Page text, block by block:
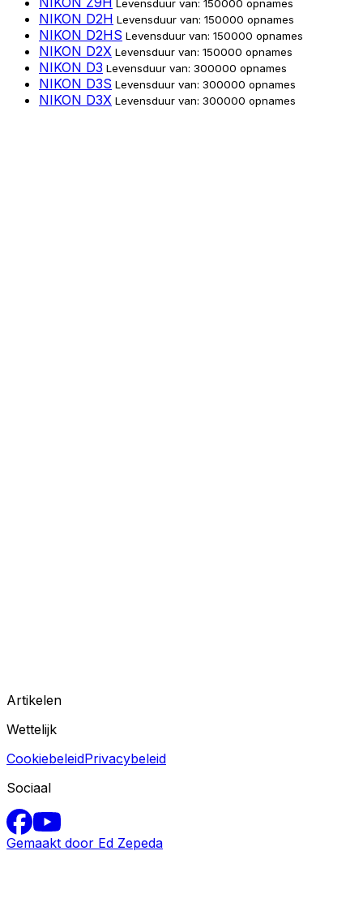
Levensduur van: 150000 opnames
NIKON D2H Levensduur van: 150000 opnames
NIKON D2HS Levensduur van: 150000 opnames
NIKON D2X Levensduur van: 150000 opnames
NIKON D3 Levensduur van: 300000 opnames
NIKON D3S Levensduur van: 300000 opnames
NIKON D3X Levensduur van: 300000 opnames
Artikelen
Wettelijk
CookiebeleidPrivacybeleid
Sociaal
Gemaakt door Ed Zepeda